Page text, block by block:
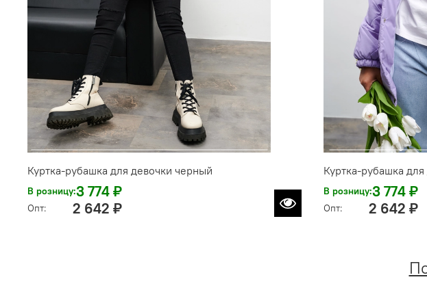
Куртка-рубашка для девочки черный
В розницу:3 774 ₽
Опт: 2 642 ₽
Куртка-рубашка
В розницу:3 774 ₽
Опт: 2 642 ₽